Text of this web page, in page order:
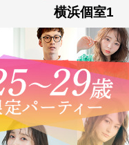
横浜個室1